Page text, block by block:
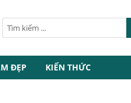
ĐẸP KIẾN THỨC